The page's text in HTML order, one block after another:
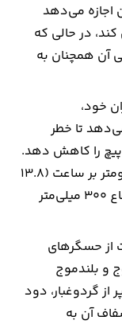
اجازه می‌دهد
تحمل کند، در حالی که
آن همچنان به
خود،
تا خطر
پیچ را کاهش دهد.
این دستگاه می‌تواند با سرعتی تا ۵۰ کیلومتر بر ساعت (۱۳.۸
متر بر ثانیه) حرکت کند و از موانعی تا ارتفاع ۳۰۰ میلی‌متر
از حسگرهای
و بلندموج
گردوغبار، دود
آن به